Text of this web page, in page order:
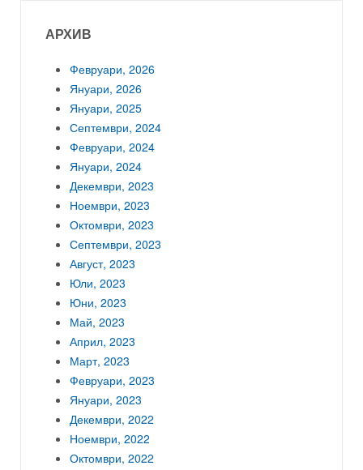
АРХИВ
Февруари, 2026
Януари, 2026
Януари, 2025
Септември, 2024
Февруари, 2024
Януари, 2024
Декември, 2023
Ноември, 2023
Октомври, 2023
Септември, 2023
Август, 2023
Юли, 2023
Юни, 2023
Май, 2023
Април, 2023
Март, 2023
Февруари, 2023
Януари, 2023
Декември, 2022
Ноември, 2022
Октомври, 2022